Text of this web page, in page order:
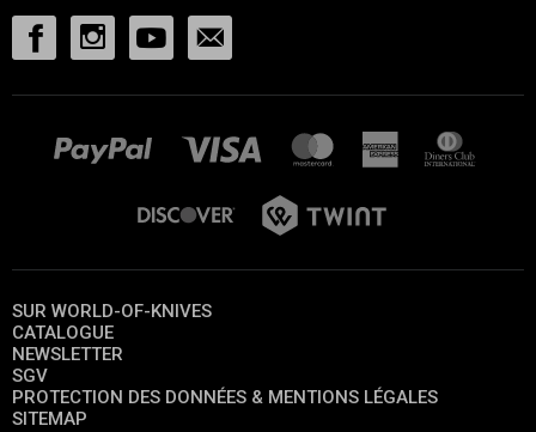
SUR WORLD-OF-KNIVES
CATALOGUE
NEWSLETTER
SGV
PROTECTION DES DONNÉES & MENTIONS LÉGALES
SITEMAP